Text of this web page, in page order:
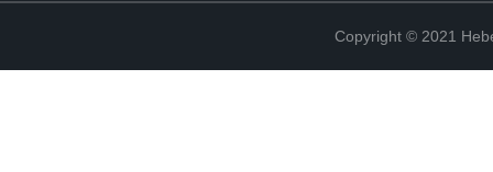
Copyright © 2021